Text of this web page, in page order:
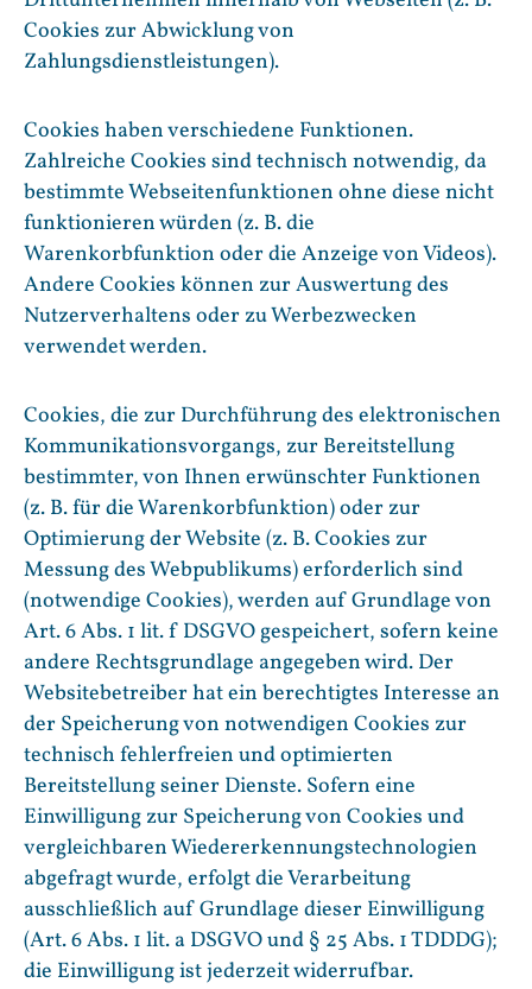
Cookies zur Abwicklung von
Zahlungsdienstleistungen).
Cookies haben verschiedene Funktionen.
Zahlreiche Cookies sind technisch notwendig, da
bestimmte Webseitenfunktionen ohne diese nicht
funktionieren würden (z. B. die
Warenkorbfunktion oder die Anzeige von Videos).
Andere Cookies können zur Auswertung des
Nutzerverhaltens oder zu Werbezwecken
verwendet werden.
Cookies, die zur Durchführung des elektronischen
Kommunikationsvorgangs, zur Bereitstellung
bestimmter, von Ihnen erwünschter Funktionen
(z. B. für die Warenkorbfunktion) oder zur
Optimierung der Website (z. B. Cookies zur
Messung des Webpublikums) erforderlich sind
(notwendige Cookies), werden auf Grundlage von
Art. 6 Abs. 1 lit. f DSGVO gespeichert, sofern keine
andere Rechtsgrundlage angegeben wird. Der
Websitebetreiber hat ein berechtigtes Interesse an
der Speicherung von notwendigen Cookies zur
technisch fehlerfreien und optimierten
Bereitstellung seiner Dienste. Sofern eine
Einwilligung zur Speicherung von Cookies und
vergleichbaren Wiedererkennungstechnologien
abgefragt wurde, erfolgt die Verarbeitung
ausschließlich auf Grundlage dieser Einwilligung
(Art. 6 Abs. 1 lit. a DSGVO und § 25 Abs. 1 TDDDG);
die Einwilligung ist jederzeit widerrufbar.